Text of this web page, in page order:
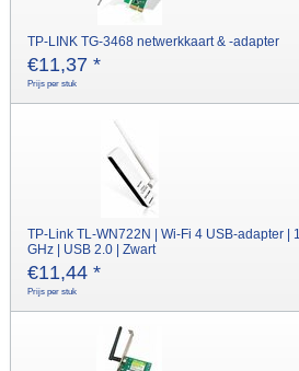
TP-LINK TG-3468 netwerkkaart & -adapter
€11,37 *
Prijs per stuk
TP-Link TL-WN722N | Wi-Fi 4 USB-adapter |
GHz | USB 2.0 | Zwart
€11,44 *
Prijs per stuk